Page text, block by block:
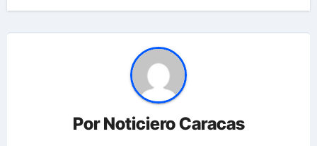
PorNoticiero Caracas